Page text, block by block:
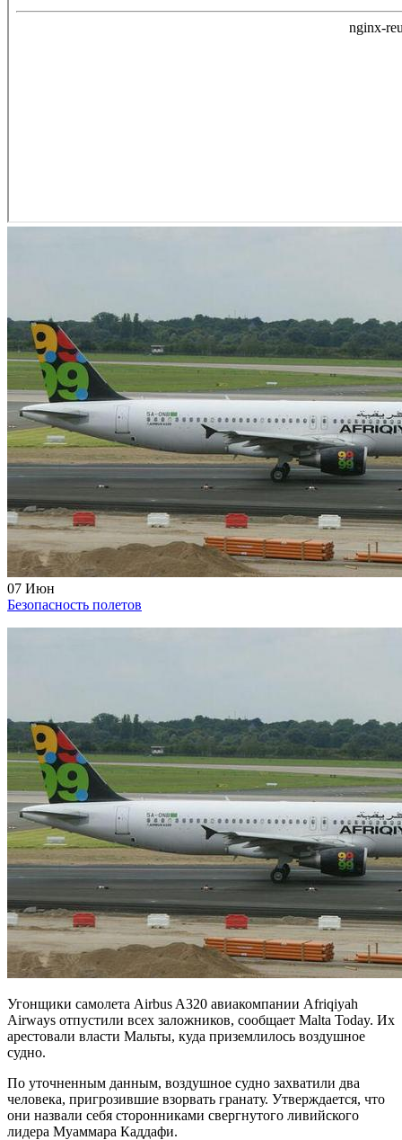
07 Июн
Безопасность полетов
Угонщики самолета Airbus A320 авиакомпании Afriqiyah
Airways отпустили всех заложников, сообщает Malta Today. Их
арестовали власти Мальты, куда приземлилось воздушное
судно.
По уточненным данным, воздушное судно захватили два
человека, пригрозившие взорвать гранату. Утверждается, что
они назвали себя сторонниками свергнутого ливийского
лидера Муаммара Каддафи.